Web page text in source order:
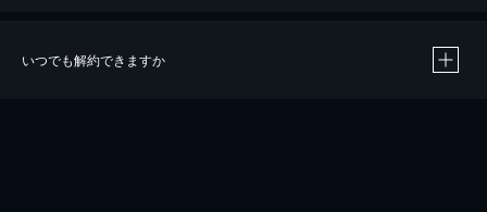
いつでも解約できますか